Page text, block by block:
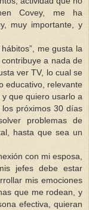
Covey, me ha
muy importante, y
me gusta la
a nada de
ver TV, lo cual se
educativo, relevante
que quiero usarlo a
próximos 30 días
problemas de
hasta que sea un
con mi esposa,
jefes debe estar
mis emociones
que me rodean, y
efectiva, quieran